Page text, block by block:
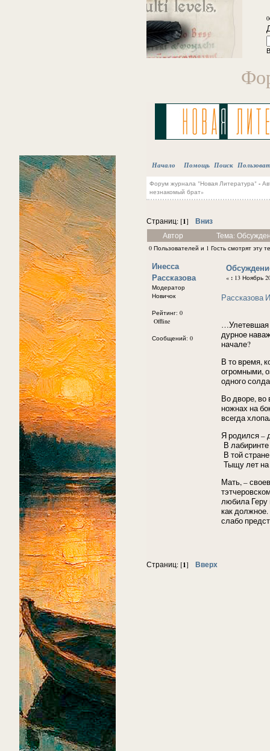
Начало Помощь Поиск
Форум журнала "Новая Литература"-
незнакомый брат»
Страниц: [1] Вниз
Автор Тема:
0 Пользователей и 1 Гость смотрят эту
Инесса
Рассказова
Модератор
Новичок
Рейтинг: 0
Offline
Сообщений: 0
« : 13 Ноябрь
Рассказова
…Улетевшая
дурное
начале?
В то время,
огромными,
одного
Во дворе, во
ножнах на
всегда
Я родился –
В
В той
Тыщу лет на
Мать, –
любила Геру
как
слабо
Страниц: [1] Вверх